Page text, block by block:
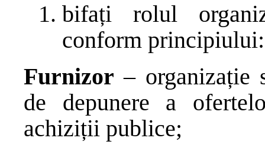
bifați rolul
conform
Furnizor – organizație
de depunere a
achiziții publice;